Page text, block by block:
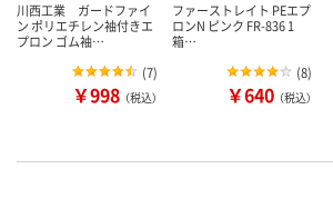
川西工業 ガードファイ
ン ポリエチレン袖付きエ
プロン ゴム袖…
(7)
￥998 （税込）
ファーストレイト PEエプ
ロンN ピンク FR-836 1
箱…
(8)
￥640 （税込）